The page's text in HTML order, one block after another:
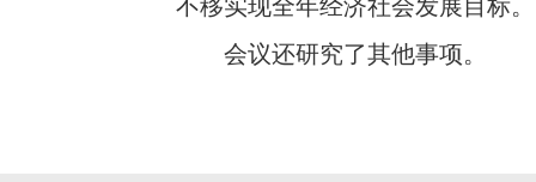
不移实现全年经济社会发展目标。
会议还研究了其他事项。